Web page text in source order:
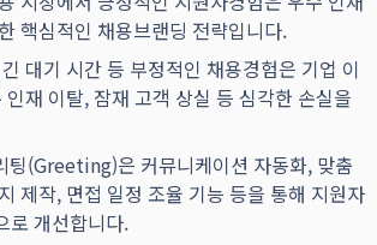
핵심적인 채용브랜딩 전략입니다.
대기 시간 등 부정적인 채용경험은 기업 이
인재 이탈, 잠재 고객 상실 등 심각한 손실을
(Greeting)은 커뮤니케이션 자동화, 맞춤
제작, 면접 일정 조율 기능 등을 통해 지원자
로 개선합니다.